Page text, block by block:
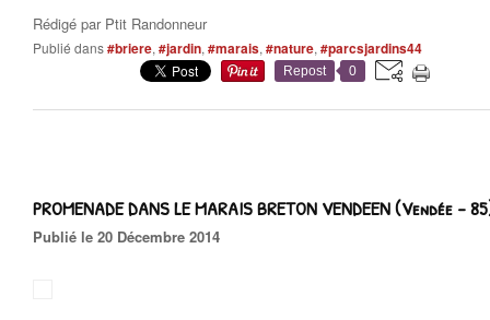
Rédigé par Ptit Randonneur
Publié dans#briere, #jardin, #marais, #nature, #parcsjardins44
Repost 0
PROMENADE DANS LE MARAIS BRETON VENDEEN (Vendée -
Publié le 20 Décembre 2014